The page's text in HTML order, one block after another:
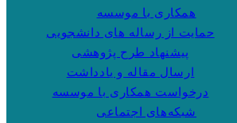
همکاری با موسسه
حمایت از رساله های دانشجویی
پیشنهاد طرح پژوهشی
ارسال مقاله و یادداشت
درخواست همکاری با موسسه
شبکه‌های اجتماعی